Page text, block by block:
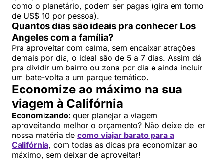
como o planetário, podem ser pagas (gira em torno
de US$ 10 por pessoa).
Quantos dias são ideais pra conhecer Los
Angeles com a família?
Pra aproveitar com calma, sem encaixar atrações
demais por dia, o ideal são de 5 a 7 dias. Assim dá
pra dividir um bairro ou zona por dia e ainda incluir
um bate-volta a um parque temático.
Economize ao máximo na sua
viagem à Califórnia
Economizando: quer planejar a viagem
aproveitando melhor o orçamento? Não deixe de ler
nossa matéria de como viajar barato para a
Califórnia, com todas as dicas pra economizar ao
máximo, sem deixar de aproveitar!